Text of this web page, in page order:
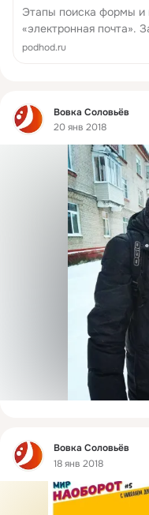
Этапы поиска формы и
«электронная почта».
«Разумный подход»,
podhod.ru
Фид
Вовка Соловьёв
20 янв 2018
Фид
Вовка Соловьёв
18 янв 2018